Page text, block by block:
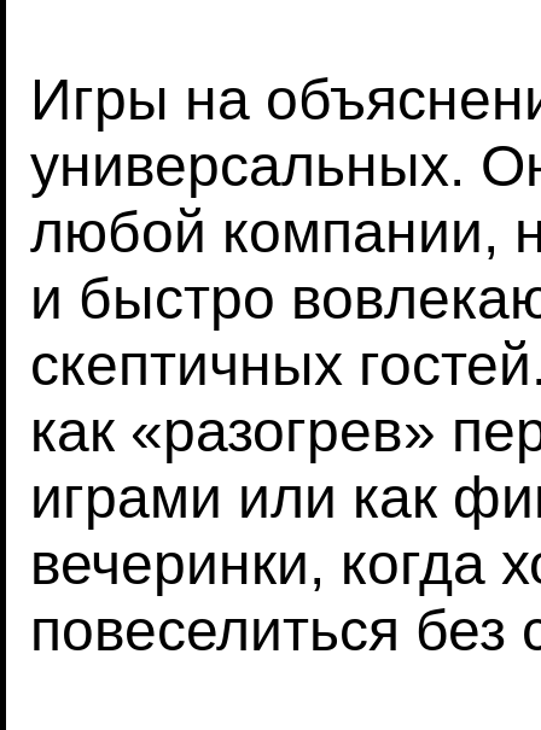
Игры на
универсальных.
любой компании,
и быстро
скептичных
как «разогрев»
играми или как
вечеринки, когда
повеселиться без